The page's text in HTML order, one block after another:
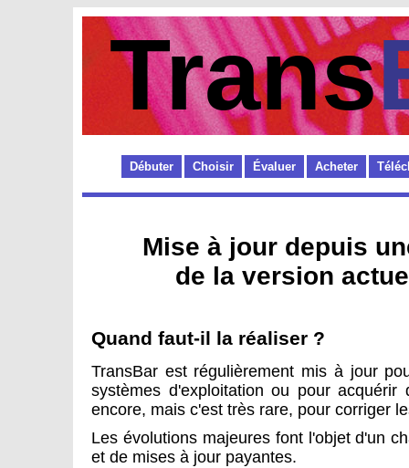
Trans
Débuter Choisir Évaluer Acheter
Mise à jour depuis
de la version
Quand faut-il la réaliser ?
TransBar est régulièrement mis à jour
systèmes d'exploitation ou pour acquérir
encore, mais c'est très rare, pour corriger
Les évolutions majeures font l'objet d'un
et de mises à jour payantes.